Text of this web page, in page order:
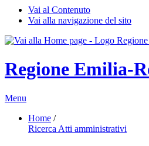
Vai al Contenuto
Vai alla navigazione del sito
Regione Emilia-
Menu
Home /
Ricerca Atti amministrativi